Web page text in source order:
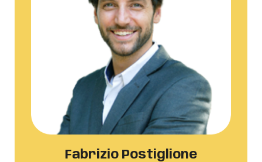
Fabrizio Postiglione